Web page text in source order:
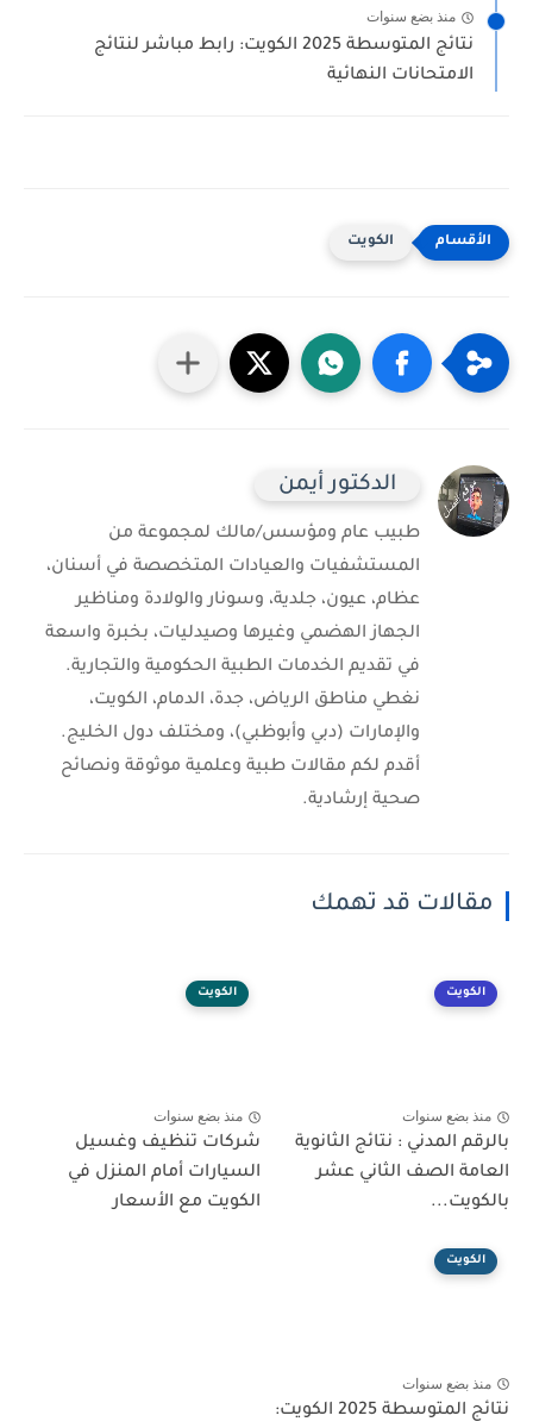
منذ بضع سنوات
نتائج المتوسطة 2025 الكويت: رابط مباشر لنتائج
الامتحانات النهائية
الكويت
الدكتور أيمن
طبيب عام ومؤسس/مالك لمجموعة من
المستشفيات والعيادات المتخصصة في أسنان،
عظام، عيون، جلدية، وسونار والولادة ومناظير
الجهاز الهضمي وغيرها وصيدليات، بخبرة واسعة
في تقديم الخدمات الطبية الحكومية والتجارية.
نغطي مناطق الرياض، جدة، الدمام، الكويت،
والإمارات (دبي وأبوظبي)، ومختلف دول الخليج.
أقدم لكم مقالات طبية وعلمية موثوقة ونصائح
صحية إرشادية.
مقالات قد تهمك
الكويت
منذ بضع سنوات
بالرقم المدني : نتائج الثانوية
العامة الصف الثاني عشر
بالكويت...
الكويت
منذ بضع سنوات
شركات تنظيف وغسيل
السيارات أمام المنزل في
الكويت مع الأسعار
الكويت
منذ بضع سنوات
نتائج المتوسطة 2025 الكويت: